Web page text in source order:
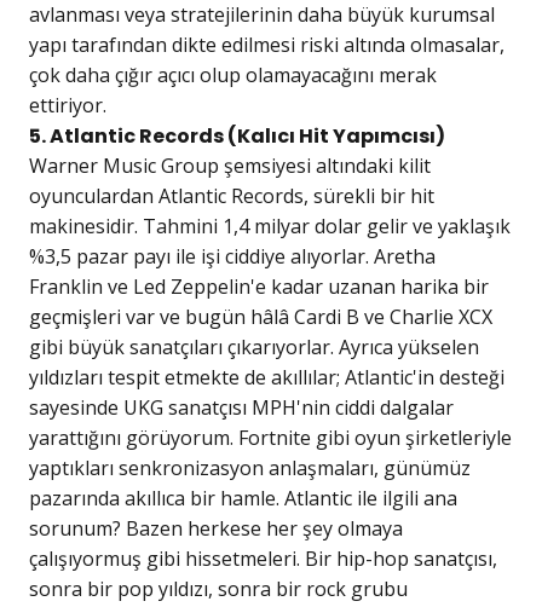
avlanması veya stratejilerinin daha büyük kurumsal
yapı tarafından dikte edilmesi riski altında olmasalar,
çok daha çığır açıcı olup olamayacağını merak
ettiriyor.
5. Atlantic Records (Kalıcı Hit Yapımcısı)
Warner Music Group şemsiyesi altındaki kilit
oyunculardan Atlantic Records, sürekli bir hit
makinesidir. Tahmini 1,4 milyar dolar gelir ve yaklaşık
%3,5 pazar payı ile işi ciddiye alıyorlar. Aretha
Franklin ve Led Zeppelin'e kadar uzanan harika bir
geçmişleri var ve bugün hâlâ Cardi B ve Charlie XCX
gibi büyük sanatçıları çıkarıyorlar. Ayrıca yükselen
yıldızları tespit etmekte de akıllılar; Atlantic'in desteği
sayesinde UKG sanatçısı MPH'nin ciddi dalgalar
yarattığını görüyorum. Fortnite gibi oyun şirketleriyle
yaptıkları senkronizasyon anlaşmaları, günümüz
pazarında akıllıca bir hamle. Atlantic ile ilgili ana
sorunum? Bazen herkese her şey olmaya
çalışıyormuş gibi hissetmeleri. Bir hip-hop sanatçısı,
sonra bir pop yıldızı, sonra bir rock grubu